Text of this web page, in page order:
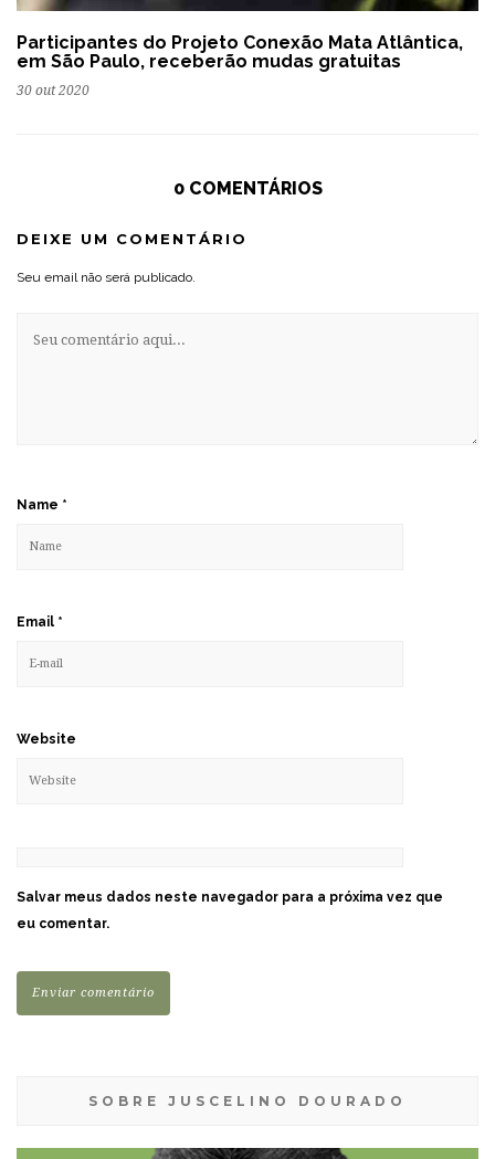
Participantes do Projeto Conexão Mata Atlântica,
em São Paulo, receberão mudas gratuitas
30 out 2020
0 COMENTÁRIOS
DEIXE UM COMENTÁRIO
Seu email não será publicado.
Name *
Email *
Website
Salvar meus dados neste navegador para a próxima vez que
eu comentar.
SOBRE JUSCELINO DOURADO